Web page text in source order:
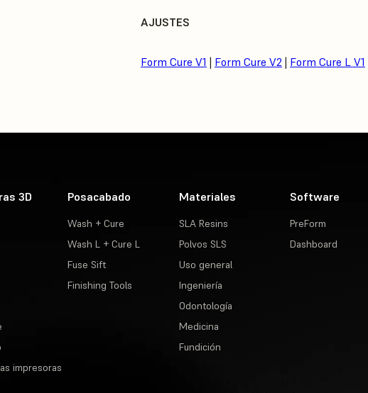
AJUSTES
Form Cure V1 | Form Cure V2 | Form Cure L V1
3D
impresoras
Posacabado
Wash + Cure
Wash L + Cure L
Fuse Sift
Finishing Tools
Materiales
SLA Resins
Polvos SLS
Uso general
Ingeniería
Odontología
Medicina
Fundición
Software
PreForm
Dashboard